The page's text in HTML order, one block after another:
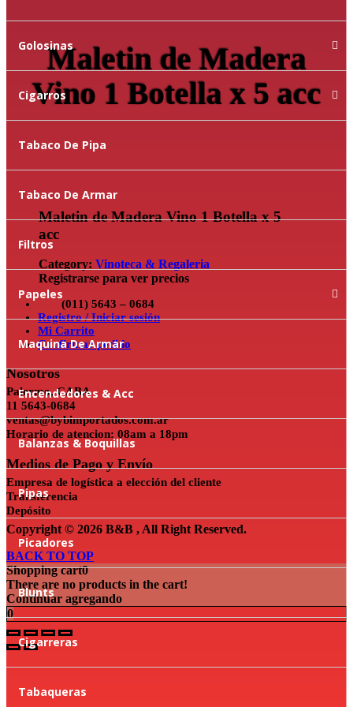
Golosinas
Cigarros
Tabaco De Pipa
Tabaco De Armar
Filtros
Papeles
Maquina De Armar
Encendedores & Acc
Balanzas & Boquillas
Pipas
Picadores
Blunts
Cigarreras
Tabaqueras
Maletin de Madera
Vino 1 Botella x 5 acc
Maletin de Madera Vino 1 Botella x 5
acc
Category: Vinoteca & Regaleria
Registrarse para ver precios
(011) 5643 – 0684
Registro / Iniciar sesión
Mi Carrito
Confirmar pedido
Nosotros
Palermo, CABA
11 5643-0684
ventas@bybimportados.com.ar
Horario de atencion: 08am a 18pm
Medios de Pago y Envío
Empresa de logística a elección del cliente
Transferencia
Depósito
Copyright © 2026 B&B , All Right Reserved.
BACK TO TOP
Shopping cart0
There are no products in the cart!
Continuar agregando
0